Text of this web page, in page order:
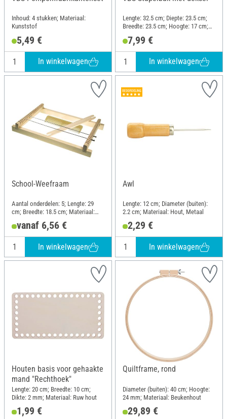
Inhoud: 4 stukken; Materiaal:
Kunststof
5,49 €
In winkelwagen
Lengte: 32.5 cm; Diepte: 23.5 cm;
Breedte: 23.5 cm; Hoogte: 17 cm;
7,99 €
In winkelwagen
School-Weefraam
Aantal onderdelen: 5; Lengte: 29
cm; Breedte: 18.5 cm; Materiaal:
vanaf 6,56 €
In winkelwagen
Awl
Lengte: 12 cm; Diameter (buiten):
2.2 cm; Materiaal: Hout, Metaal
2,29 €
In winkelwagen
Houten basis voor gehaakte
mand "Rechthoek"
Lengte: 20 cm; Breedte: 10 cm;
Dikte: 2 mm; Materiaal: Ruw hout
1,99 €
Quiltframe, rond
Diameter (buiten): 40 cm; Hoogte:
24 mm; Materiaal: Beukenhout
29,89 €